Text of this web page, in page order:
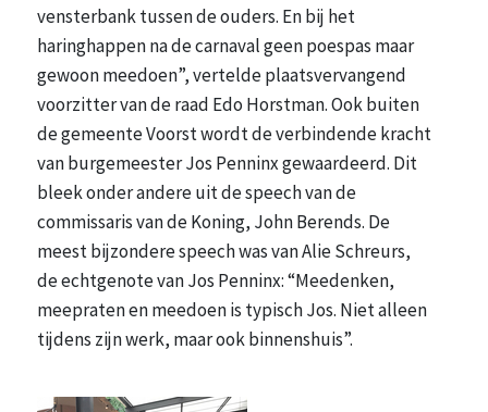
vensterbank tussen de ouders. En bij het
haringhappen na de carnaval geen poespas maar
gewoon meedoen”, vertelde plaatsvervangend
voorzitter van de raad Edo Horstman. Ook buiten
de gemeente Voorst wordt de verbindende kracht
van burgemeester Jos Penninx gewaardeerd. Dit
bleek onder andere uit de speech van de
commissaris van de Koning, John Berends. De
meest bijzondere speech was van Alie Schreurs,
de echtgenote van Jos Penninx: “Meedenken,
meepraten en meedoen is typisch Jos. Niet alleen
tijdens zijn werk, maar ook binnenshuis”.